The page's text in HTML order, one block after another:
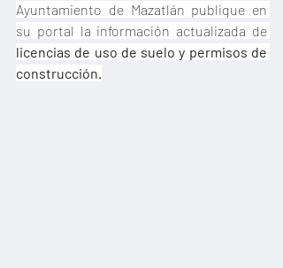
Ayuntamiento de Mazatlán publique en
licencias de uso de suelo y permisos de
construcción.